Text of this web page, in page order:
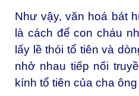
Như vậy, văn hoá bát
là cách để con cháu
lấy lề thói tổ tiên và
nhở nhau tiếp nối
kính tổ tiên của cha